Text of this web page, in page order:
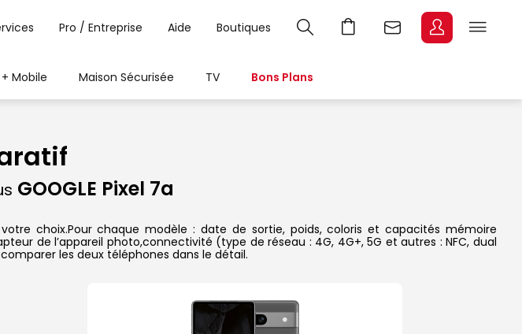
Pro / Entreprise Aide Boutiques
Mobile Maison Sécurisée TV Bons Plans
GOOGLE Pixel 7a
choix.Pour chaque modèle : date de sortie, poids, coloris et capacités mémoire
de l’appareil photo,connectivité (type de réseau : 4G, 4G+, 5G et autres : NFC, dual
les deux téléphones dans le détail.